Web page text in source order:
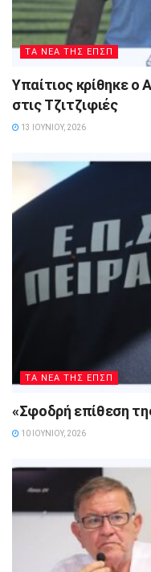
ΤΑ ΝΕΑ ΤΗΣ ΕΠΣΠ
Υπαίτιος κρίθηκε ο
στις Τζιτζιφιές
13 ΙΟΥΝΊΟΥ, 2026
ΤΑ ΝΕΑ ΤΗΣ ΕΠΣΠ
«Σφοδρή επίθεση
10 ΙΟΥΝΊΟΥ, 2026